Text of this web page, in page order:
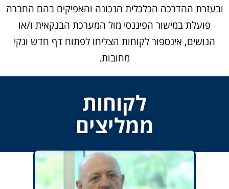
ובעזרת ההדרכה הכלכלית הנכונה והאפיקים בהם החברה
פועלת במישור הפיננסי מול המערכת הבנקאית ו/או
הנושים, אינספור לקוחות הצליחו לפתוח דף חדש ונקי
מחובות.
לקוחות
ממליצים